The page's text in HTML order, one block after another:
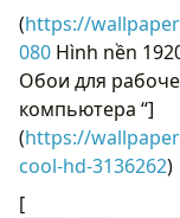
(https://
080 Hình nền
Обои для
компьютера “]
(https://
cool-hd-3136262)
[